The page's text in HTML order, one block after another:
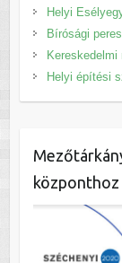
Helyi
Bírósági
Helyi építési
központhoz